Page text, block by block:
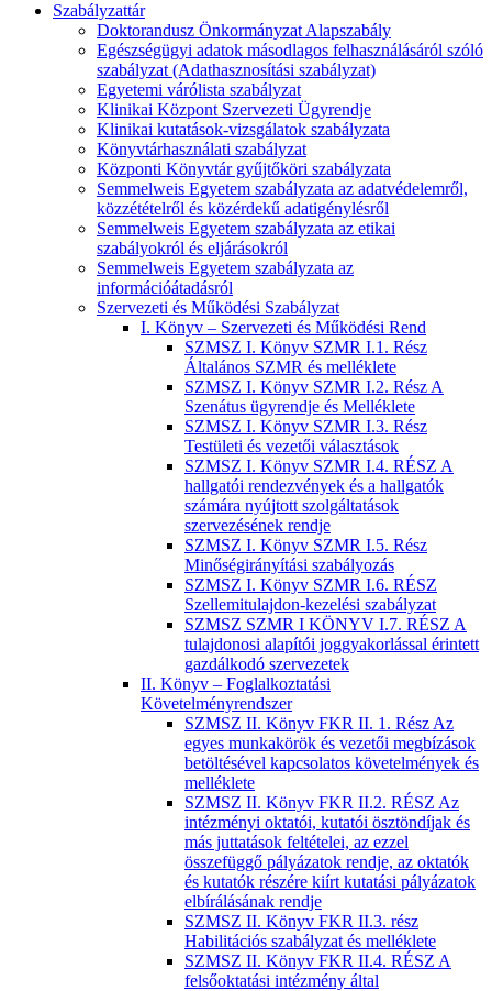
Szabályzattár
Doktorandusz Önkormányzat Alapszabály
Egészségügyi adatok másodlagos felhasználásáról szóló
szabályzat (Adathasznosítási szabályzat)
Egyetemi várólista szabályzat
Klinikai Központ Szervezeti Ügyrendje
Klinikai kutatások-vizsgálatok szabályzata
Könyvtárhasználati szabályzat
Központi Könyvtár gyűjtőköri szabályzata
Semmelweis Egyetem szabályzata az adatvédelemről,
közzétételről és közérdekű adatigénylésről
Semmelweis Egyetem szabályzata az etikai
szabályokról és eljárásokról
Semmelweis Egyetem szabályzata az
információátadásról
Szervezeti és Működési Szabályzat
I. Könyv – Szervezeti és Működési Rend
SZMSZ I. Könyv SZMR I.1. Rész
Általános SZMR és melléklete
SZMSZ I. Könyv SZMR I.2. Rész A
Szenátus ügyrendje és Melléklete
SZMSZ I. Könyv SZMR I.3. Rész
Testületi és vezetői választások
SZMSZ I. Könyv SZMR I.4. RÉSZ A
hallgatói rendezvények és a hallgatók
számára nyújtott szolgáltatások
szervezésének rendje
SZMSZ I. Könyv SZMR I.5. Rész
Minőségirányítási szabályozás
SZMSZ I. Könyv SZMR I.6. RÉSZ
Szellemitulajdon-kezelési szabályzat
SZMSZ SZMR I KÖNYV I.7. RÉSZ A
tulajdonosi alapítói joggyakorlással érintett
gazdálkodó szervezetek
II. Könyv – Foglalkoztatási
Követelményrendszer
SZMSZ II. Könyv FKR II. 1. Rész Az
egyes munkakörök és vezetői megbízások
betöltésével kapcsolatos követelmények és
melléklete
SZMSZ II. Könyv FKR II.2. RÉSZ Az
intézményi oktatói, kutatói ösztöndíjak és
más juttatások feltételei, az ezzel
összefüggő pályázatok rendje, az oktatók
és kutatók részére kiírt kutatási pályázatok
elbírálásának rendje
SZMSZ II. Könyv FKR II.3. rész
Habilitációs szabályzat és melléklete
SZMSZ II. Könyv FKR II.4. RÉSZ A
felsőoktatási intézmény által